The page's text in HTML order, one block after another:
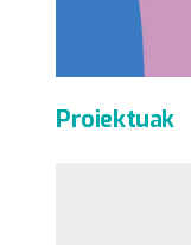
Proiektuak